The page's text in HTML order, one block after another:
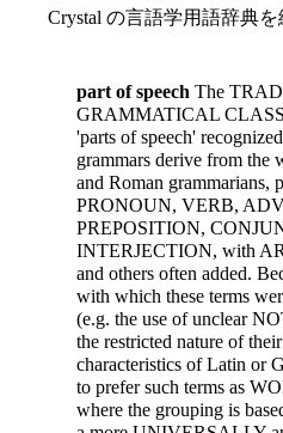
Crystal の言語学用語辞典を
part of speech The
GRAMMATICAL
'parts of speech'
grammars derive from the
and Roman
PRONOUN, VERB,
PREPOSITION,
INTERJECTION, with
and others often added.
with which these terms
(e.g. the use of unclear
the restricted nature of
characteristics of Latin or
to prefer such terms as
where the grouping is